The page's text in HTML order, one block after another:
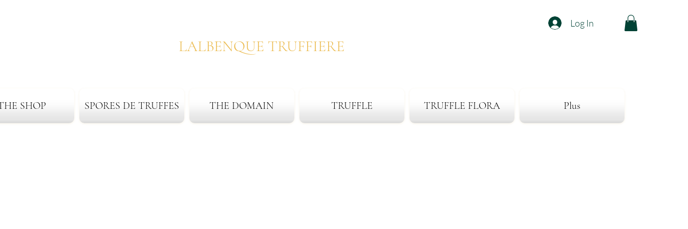
LALBENQUE TRUFFIERE
Log In
SHOP SPORES DE TRUFFES THE DOMAIN TRUFFLE TRUFFLE FLORA Plus